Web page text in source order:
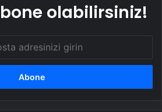
olabilirsiniz!